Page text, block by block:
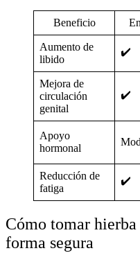
Beneficio
Aumento de
libido
✔️
Mejora de
circulación
genital
✔️
Apoyo
hormonal
Reducción de
fatiga
✔️
Cómo tomar
forma segura